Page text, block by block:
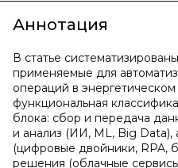
Аннотация
В статье
применяемые для
операций в
функциональная
блока: сбор и передача
и анализ (ИИ, ML, Big Data),
(цифровые двойники, RPA,
решения (облачные